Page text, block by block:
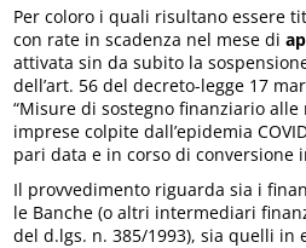
Per coloro i quali risultano essere
con rate in scadenza nel mese di
attivata sin da subito la
dell’art. 56 del decreto-legge 17
“Misure di sostegno finanziario
imprese colpite dall’epidemia
pari data e in corso di conversione
Il provvedimento riguarda sia i
le Banche (o altri intermediari
del d.lgs. n. 385/1993), sia quelli in